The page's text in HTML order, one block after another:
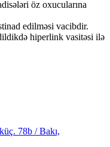
öz oxucularına
edilməsi vacibdir.
hiperlink vasitəsi ilə
78b / Bakı,